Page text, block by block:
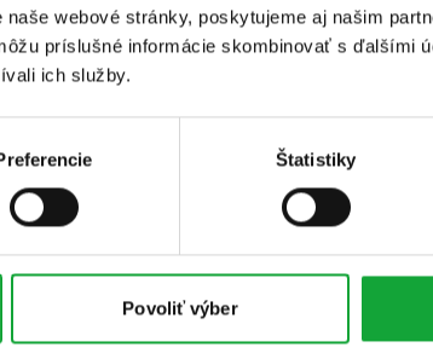
webové stránky, poskytujeme aj našim
príslušné informácie skombinovať s ďalšími
ich služby.
Štatistiky
Povoliť výber